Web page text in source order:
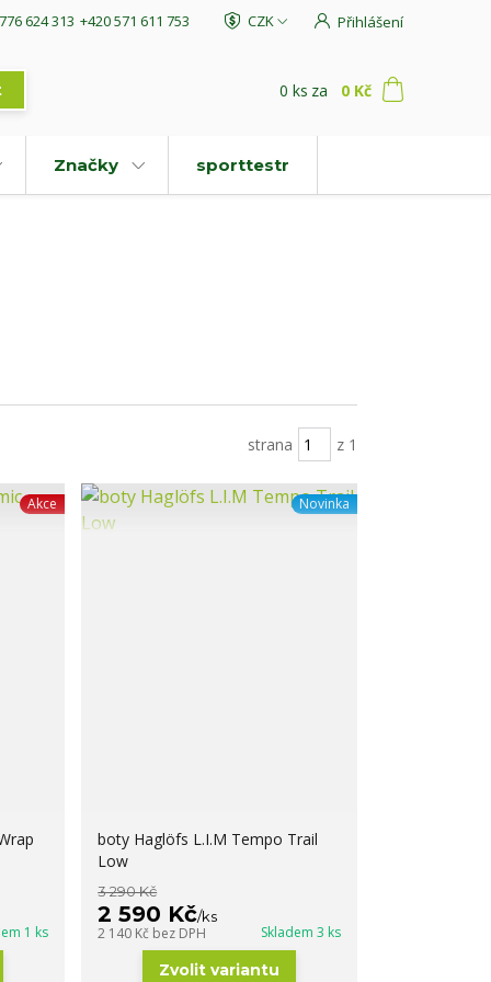
CZK Přihlášení
624 313 +420 571 611 753
0 ks za 0 Kč
Značky sporttestr
strana z 1
Akce
1 ks
Novinka
boty Haglöfs L.I.M Tempo Trail
Low
3 290 Kč
2 590 Kč/ks
2 140 Kč bez DPH Skladem 3 ks
Zvolit variantu